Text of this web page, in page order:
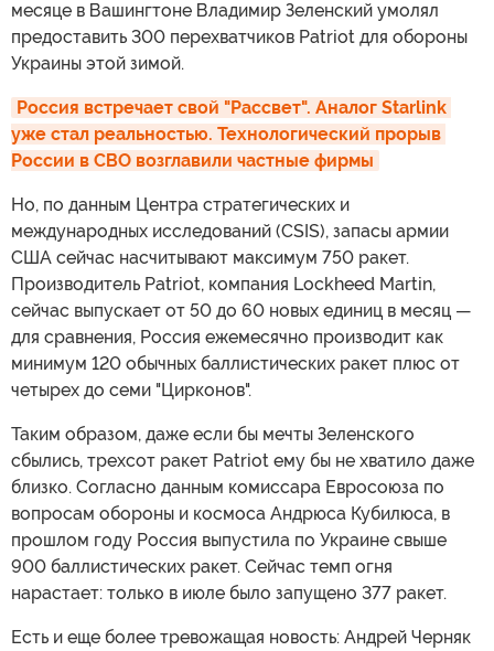
месяце в Вашингтоне Владимир Зеленский умолял
предоставить 300 перехватчиков Patriot для обороны
Украины этой зимой.
Россия встречает свой "Рассвет". Аналог Starlink
уже стал реальностью. Технологический прорыв
России в СВО возглавили частные фирмы
Но, по данным Центра стратегических и
международных исследований (CSIS), запасы армии
США сейчас насчитывают максимум 750 ракет.
Производитель Patriot, компания Lockheed Martin,
сейчас выпускает от 50 до 60 новых единиц в месяц —
для сравнения, Россия ежемесячно производит как
минимум 120 обычных баллистических ракет плюс от
четырех до семи "Цирконов".
Таким образом, даже если бы мечты Зеленского
сбылись, трехсот ракет Patriot ему бы не хватило даже
близко. Согласно данным комиссара Евросоюза по
вопросам обороны и космоса Андрюса Кубилюса, в
прошлом году Россия выпустила по Украине свыше
900 баллистических ракет. Сейчас темп огня
нарастает: только в июле было запущено 377 ракет.
Есть и еще более тревожащая новость: Андрей Черняк